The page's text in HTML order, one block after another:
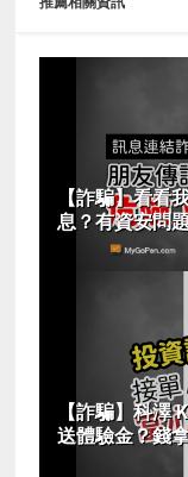
【詐騙】看看
息？有資安問
【詐騙】科澤
送體驗金？錢